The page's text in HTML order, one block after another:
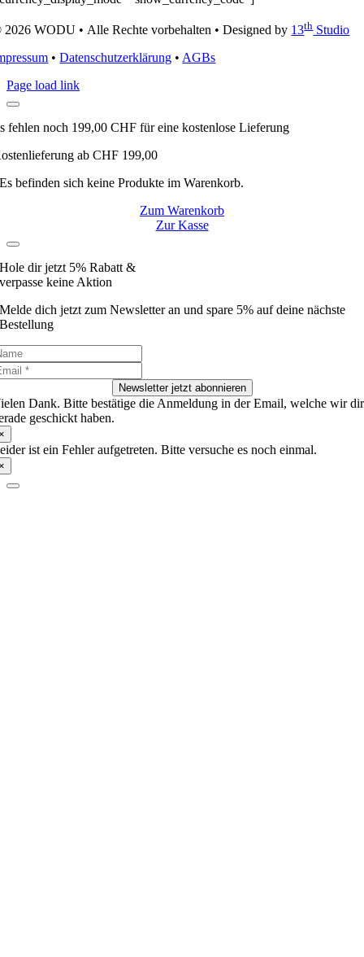
WODU • Alle Rechte vorbehalten • Designed by 13thStudio
•Datenschutzerklärung • AGBs
Page load link
fehlen noch 199,00CHF für eine kostenlose Lieferung
ab CHF 199,00
Es befinden sich keine Produkte im Warenkorb.
Zum Warenkorb
Zur Kasse
Hole dir jetzt 5% Rabatt &
verpasse keine Aktion
Melde dich jetzt zum Newsletter an und spare 5% auf deine nächste
Bestellung
Newsletter jetzt abonnieren
Dank. Bitte bestätige die Anmeldung in der Email, welche wir dir
geschickt haben.
ist ein Fehler aufgetreten. Bitte versuche es noch einmal.